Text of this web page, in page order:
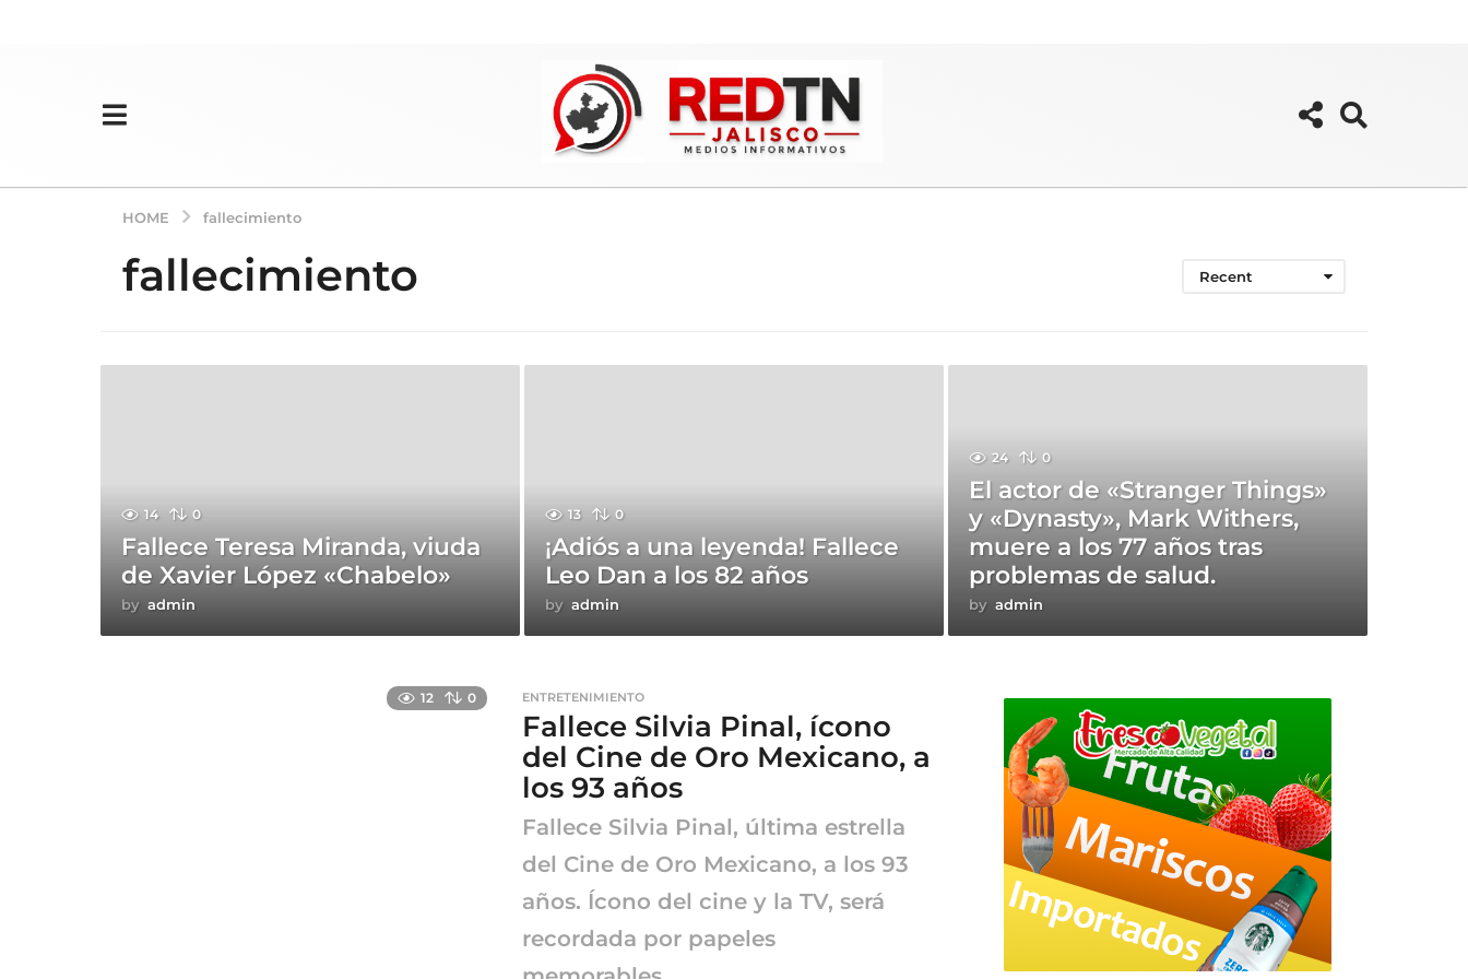
HOME fallecimiento
fallecimiento Recent
14 0
Fallece Teresa Miranda, viuda
de Xavier López «Chabelo»
by admin
13 0
¡Adiós a una leyenda! Fallece
Leo Dan a los 82 años
by admin
24 0
El actor de «Stranger Things»
y «Dynasty», Mark Withers,
muere a los 77 años tras
problemas de salud.
by admin
12 0 ENTRETENIMIENTO
Fallece Silvia Pinal, ícono
del Cine de Oro Mexicano, a
los 93 años
Fallece Silvia Pinal, última estrella
del Cine de Oro Mexicano, a los 93
años. Ícono del cine y la TV, será
recordada por papeles